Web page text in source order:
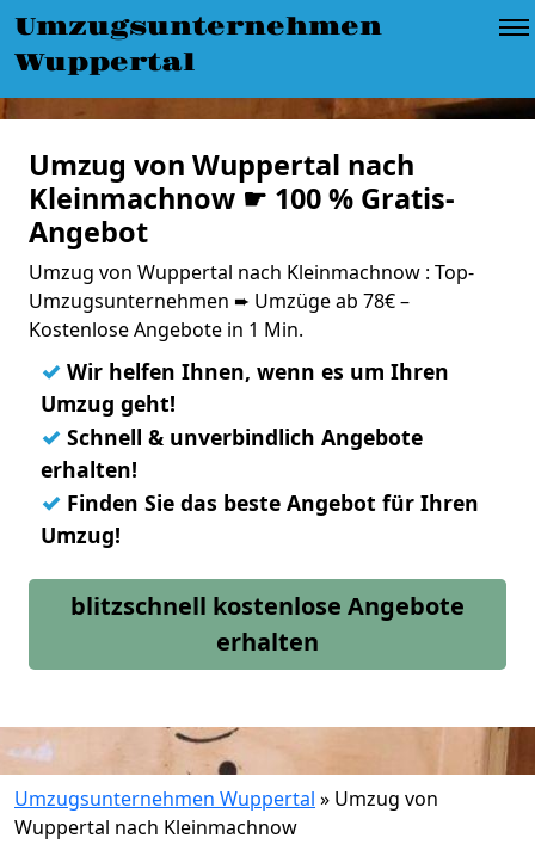
Umzugsunternehmen
Wuppertal
Umzug von Wuppertal nach
Kleinmachnow ☛ 100 % Gratis-
Angebot
Umzug von Wuppertal nach Kleinmachnow : Top-
Umzugsunternehmen ➨ Umzüge ab 78€ –
Kostenlose Angebote in 1 Min.
✓ Wir helfen Ihnen, wenn es um Ihren
Umzug geht!
✓ Schnell & unverbindlich Angebote
erhalten!
✓ Finden Sie das beste Angebot für Ihren
Umzug!
blitzschnell kostenlose Angebote
erhalten
Umzugsunternehmen Wuppertal » Umzug von
Wuppertal nach Kleinmachnow